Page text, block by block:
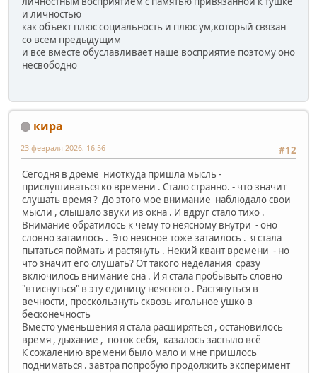
и личностью
как объект плюс социальность и плюс ум,который связан
со всем предыдущим
и все вместе обуславливает наше восприятие поэтому оно
несвободно
кира
#12
23 февраля 2026, 16:56
Сегодня в дреме ниоткуда пришла мысль -
прислушиваться ко времени . Стало странно. - что значит
слушать время ? До этого мое внимание наблюдало свои
мысли , слышало звуки из окна . И вдруг стало тихо .
Внимание обратилось к чему то неясному внутри - оно
словно затаилось . Это неясное тоже затаилось . я стала
пытаться поймать и растянуть . Некий квант времени - но
что значит его слушать? От такого неделания сразу
включилось внимание сна . И я стала пробывыть словно
"втиснуться" в эту единицу неясного . Растянуться в
вечности, проскользнуть сквозь игольное ушко в
бесконечность
Вместо уменьшения я стала расширяться , остановилось
время , дыхание , поток себя, казалось застыло всё
К сожалению времени было мало и мне пришлось
подниматься . завтра попробую продолжить эксперимент